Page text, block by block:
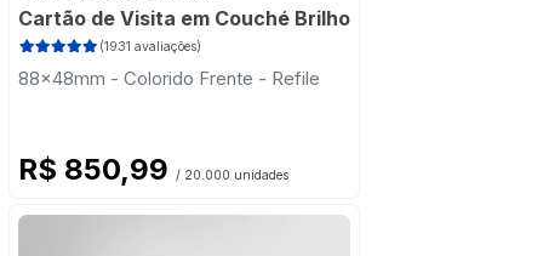
Cartão de Visita em Couché Brilho
(1931 avaliações)
88x48mm - Colorido Frente - Refile
R$ 850,99 / 20.000 unidades